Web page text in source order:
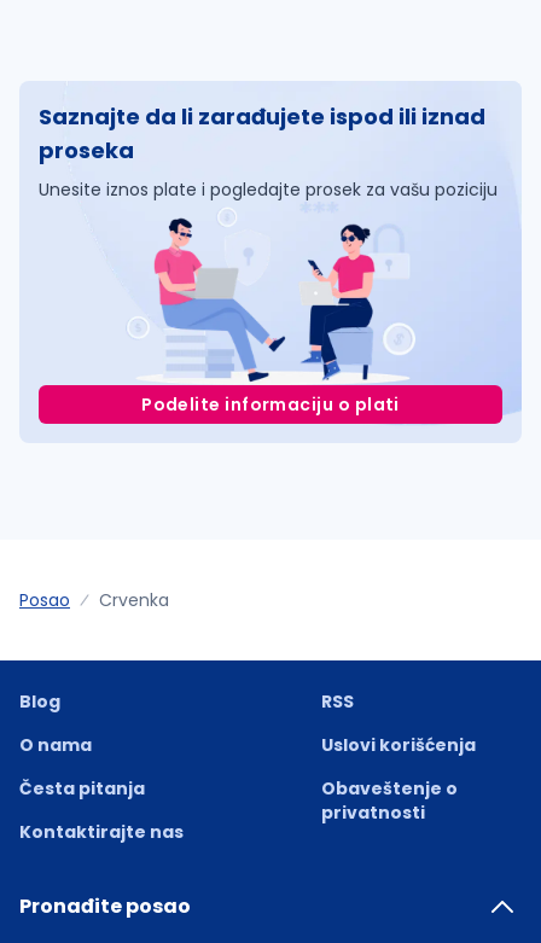
Saznajte da li zarađujete ispod ili iznad
proseka
Unesite iznos plate i pogledajte prosek za vašu poziciju
Podelite informaciju o plati
Posao Crvenka
Blog
O nama
Česta pitanja
Kontaktirajte nas
RSS
Uslovi korišćenja
Obaveštenje o
privatnosti
Pronađite posao